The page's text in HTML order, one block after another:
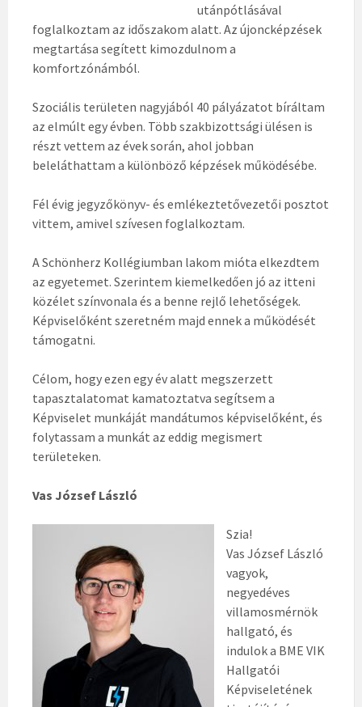
utánpótlásával
foglalkoztam az időszakom alatt. Az újoncképzések
megtartása segített kimozdulnom a
komfortzónámból.
Szociális területen nagyjából 40 pályázatot bíráltam
az elmúlt egy évben. Több szakbizottsági ülésen is
részt vettem az évek során, ahol jobban
beleláthattam a különböző képzések működésébe.
Fél évig jegyzőkönyv- és emlékeztetővezetői posztot
vittem, amivel szívesen foglalkoztam.
A Schönherz Kollégiumban lakom mióta elkezdtem
az egyetemet. Szerintem kiemelkedően jó az itteni
közélet színvonala és a benne rejlő lehetőségek.
Képviselőként szeretném majd ennek a működését
támogatni.
Célom, hogy ezen egy év alatt megszerzett
tapasztalatomat kamatoztatva segítsem a
Képviselet munkáját mandátumos képviselőként, és
folytassam a munkát az eddig megismert
területeken.
Vas József László
Szia!
Vas József László
vagyok,
negyedéves
villamosmérnök
hallgató, és
indulok a BME VIK
Hallgatói
Képviseletének